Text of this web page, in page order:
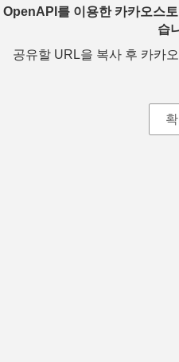
OpenAPI를 이용한 카카오스
습
공유할 URL을 복사 후 카카
확